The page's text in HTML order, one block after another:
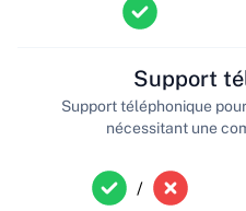
/
Support
Support téléphonique
nécessitant une